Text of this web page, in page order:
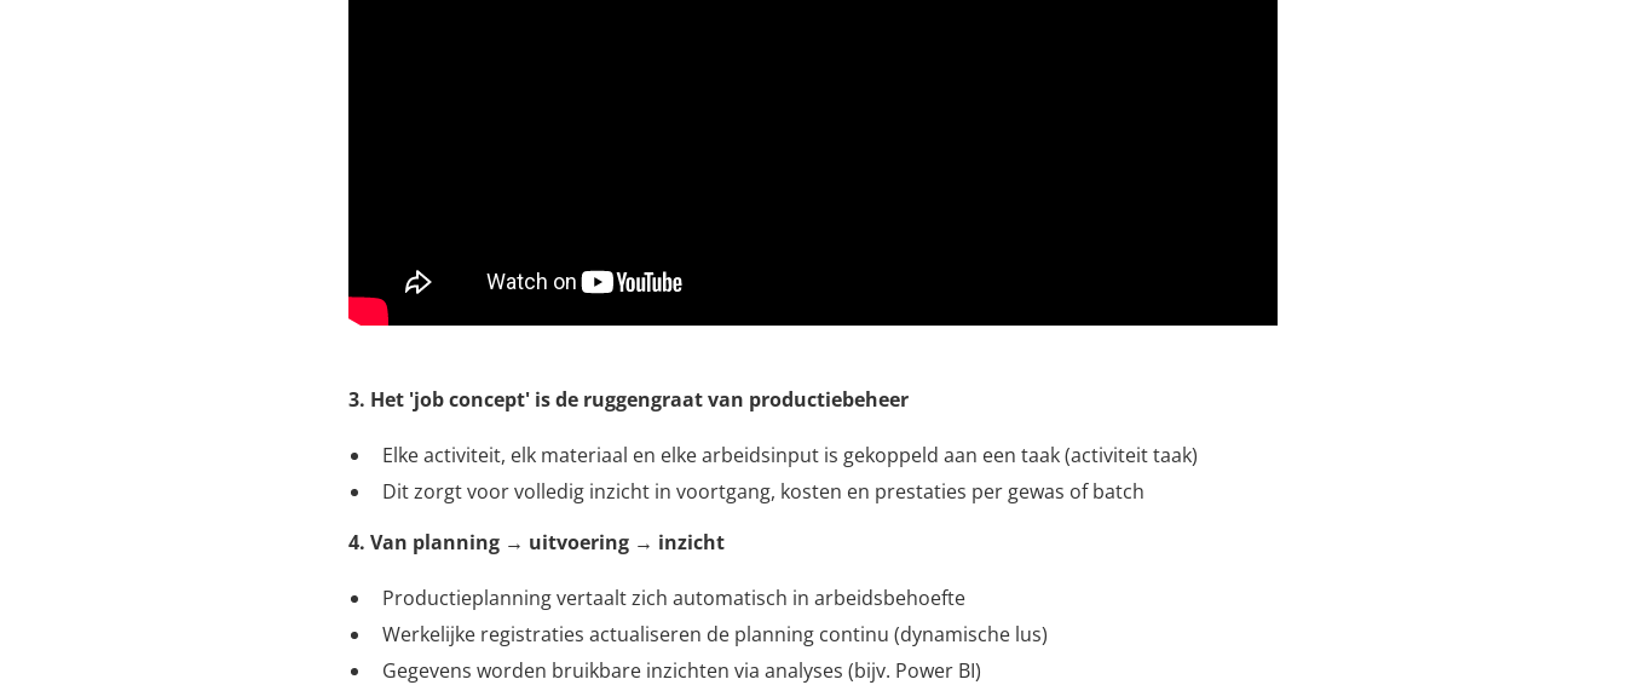
3. Het 'job concept' is de ruggengraat van productiebeheer
Elke activiteit, elk materiaal en elke arbeidsinput is gekoppeld aan een taak (activiteit taak)
Dit zorgt voor volledig inzicht in voortgang, kosten en prestaties per gewas of batch
4. Van planning → uitvoering → inzicht
Productieplanning vertaalt zich automatisch in arbeidsbehoefte
Werkelijke registraties actualiseren de planning continu (dynamische lus)
Gegevens worden bruikbare inzichten via analyses (bijv. Power BI)